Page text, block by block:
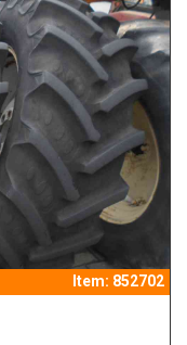
Item: 852702